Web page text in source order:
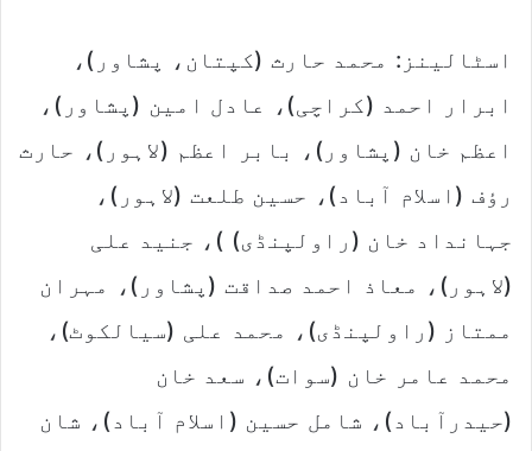
اسٹالینز: محمد حارث (کپتان، پشاور)،
ابرار احمد (کراچی)، عادل امین (پشاور)،
اعظم خان (پشاور)، بابر اعظم (لاہور)، حارث
رؤف (اسلام آباد)، حسین طلعت (لاہور)،
جہانداد خان (راولپنڈی) )، جنید علی
(لاہور)، معاذ احمد صداقت (پشاور)، مہران
ممتاز (راولپنڈی)، محمد علی (سیالکوٹ)،
محمد عامر خان (سوات)، سعد خان
(حیدرآباد)، شامل حسین (اسلام آباد)، شان